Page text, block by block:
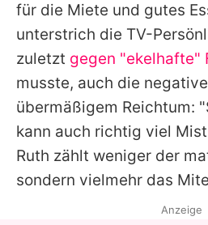
Utiq
für die Miete und gutes
unterstrich die TV-
zuletzt gegen "ekelhafte"
musste, auch die
übermäßigem Reichtum:
kann auch richtig viel
Ruth zählt weniger der
sondern vielmehr das
Anzeige